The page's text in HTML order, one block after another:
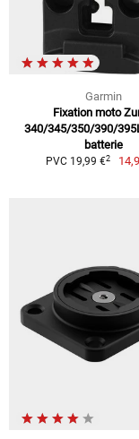
Garmin
Fixation moto
340/345/350/390/
batterie
PVC 19,99 €2